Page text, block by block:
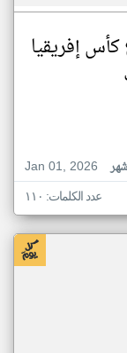
إفريقيا
Jan 01, 2026
عدد الكلمات: ١١٠